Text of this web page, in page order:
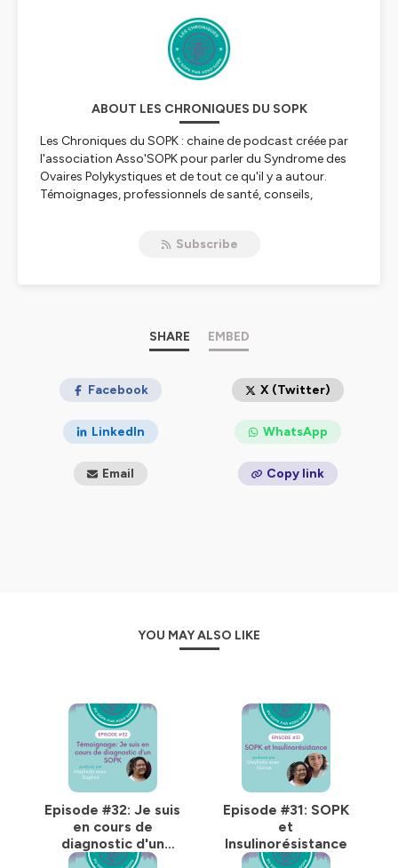
ABOUT LES CHRONIQUES DU SOPK
Les Chroniques du SOPK : chaine de podcast créée par
l'association Asso'SOPK pour parler du Syndrome des
Ovaires Polykystiques et de tout ce qu'il y a autour.
Témoignages, professionnels de santé, conseils,
Subscribe
SHARE EMBED
Facebook X (Twitter)
LinkedIn WhatsApp
Email Copy link
YOU MAY ALSO LIKE
Episode #32: Je suis
en cours de
diagnostic d'un
SOPK
Episode #31: SOPK
et
Insulinorésistance